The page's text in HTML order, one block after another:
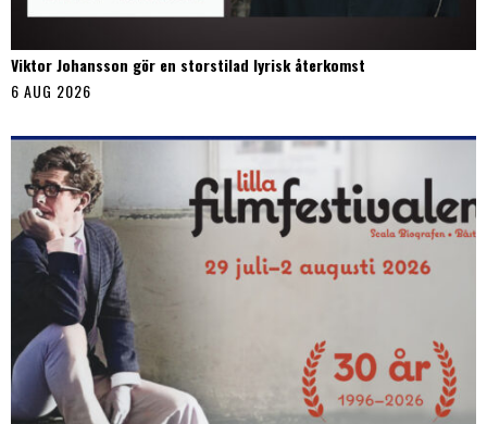
Viktor Johansson gör en storstilad lyrisk återkomst
6 AUG 2026